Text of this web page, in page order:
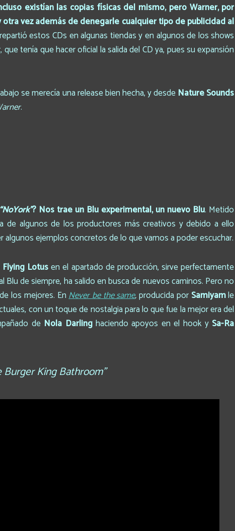
existían las copias físicas del mismo, pero Warner, por
vez además de denegarle cualquier tipo de publicidad al
estos CDs en algunas tiendas y en algunos de los shows
tenía que hacer oficial la salida del CD ya, pues su expansión
se merecía una release bien hecha, y desde Nature Sounds
.
“NoYork”? Nos trae un Blu experimental, un nuevo Blu. Metido
algunos de los productores más creativos y debido a ello
ejemplos concretos de lo que vamos a poder escuchar.
Flying Lotusen el apartado de producción, sirve perfectamente
de siempre, ha salido en busca de nuevos caminos. Pero no
los mejores. EnNever be the same,producida por Samiyamle
con un toque de nostalgia para lo que fue la mejor era del
de Nola Darlinghaciendo apoyos en el hook y Sa-Ra
Burger King Bathroom”